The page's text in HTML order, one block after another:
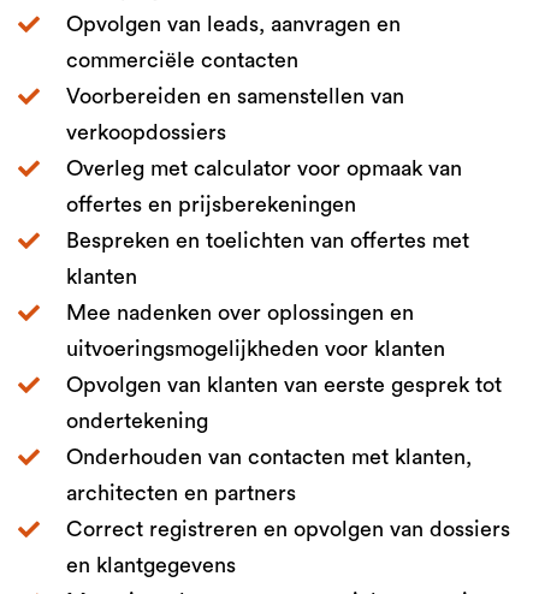
Opvolgen van leads, aanvragen en
commerciële contacten
Voorbereiden en samenstellen van
verkoopdossiers
Overleg met calculator voor opmaak van
offertes en prijsberekeningen
Bespreken en toelichten van offertes met
klanten
Mee nadenken over oplossingen en
uitvoeringsmogelijkheden voor klanten
Opvolgen van klanten van eerste gesprek tot
ondertekening
Onderhouden van contacten met klanten,
architecten en partners
Correct registreren en opvolgen van dossiers
en klantgegevens